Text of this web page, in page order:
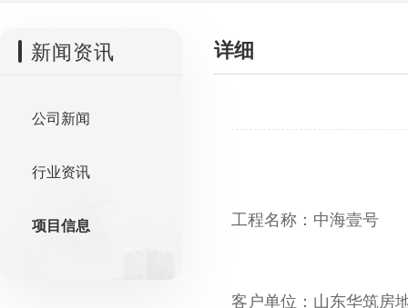
新闻资讯
公司新闻
行业资讯
项目信息
详细
工程名称：中海壹号
客户单位：山东华筑房